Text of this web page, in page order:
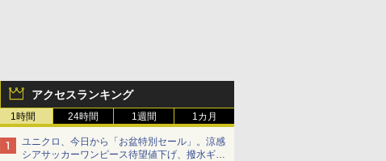
アクセスランキング
1時間 24時間 1週間 1カ月
ユニクロ、今日から「お盆特別セール」。涼感
シアサッカーワンピース待望値下げ、撥水ギア